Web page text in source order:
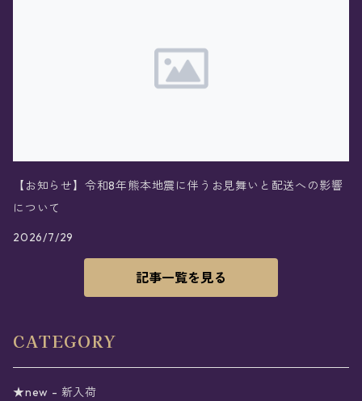
【お知らせ】令和8年熊本地震に伴うお見舞いと配送への影響
について
2026/7/29
記事一覧を見る
CATEGORY
★new - 新入荷